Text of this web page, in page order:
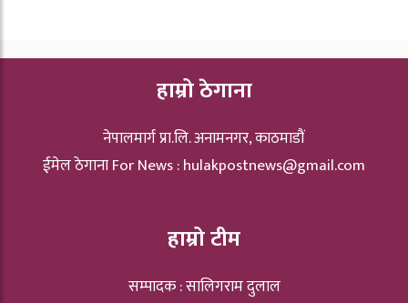
हाम्रो ठेगाना
नेपालमार्ग प्रा.लि. अनामनगर, काठमाडौं
ईमेल ठेगाना For News :hulakpostnews@gmail.com
हाम्रो टीम
सम्पादक : सालिगराम दुलाल